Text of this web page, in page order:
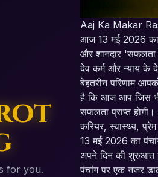
for you.
Aaj Ka Makar
आज 13 मई 2026 का
और शानदार
देव कर्म और न्याय
बेहतरीन परिणाम
है कि आज आप जिस
सफलता प्राप्त
करियर, स्वास्थ्य,
13 मई 2026 का
अपने दिन की
पंचांग पर एक नजर